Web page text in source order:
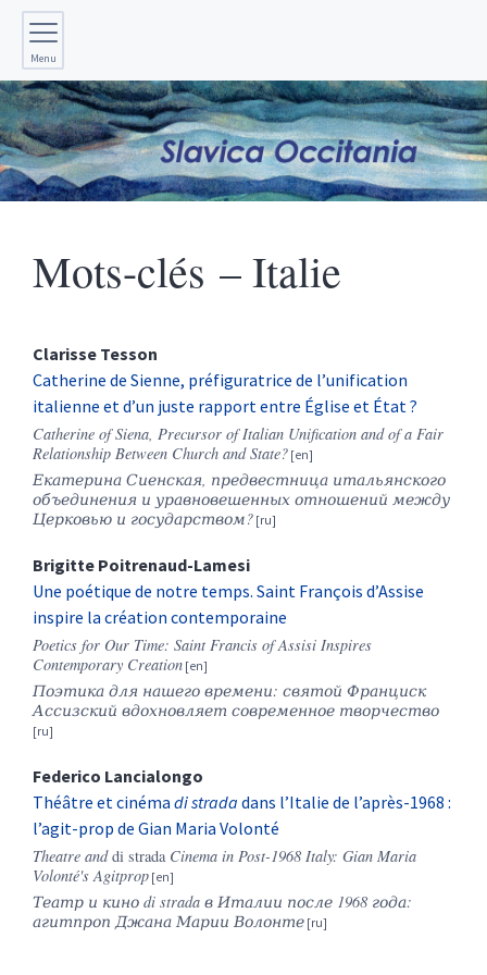
Menu
Mots-clés – Italie
Clarisse Tesson
Catherine de Sienne, préfiguratrice de l’unification
italienne et d’un juste rapport entre Église et État ?
Catherine of Siena, Precursor of Italian Unification and of a Fair
Relationship Between Church and State?
Екатерина Сиенская, предвестница итальянского
объединения и уравновешенных отношений между
Церковью и государством?
Brigitte Poitrenaud-Lamesi
Une poétique de notre temps. Saint François d’Assise
inspire la création contemporaine
Poetics for Our Time: Saint Francis of Assisi Inspires
Contemporary Creation
Поэтика для нашего времени: святой Франциск
Ассизский вдохновляет современное творчество
Federico Lancialongo
Théâtre et cinéma di strada dans l’Italie de l’après-1968 :
l’agit-prop de Gian Maria Volonté
Theatre anddi stradaCinema in Post-1968 Italy: Gian Maria
Volonté's Agitprop
Театр и кино di strada в Италии после 1968 года:
агитпроп Джана Марии Волонте